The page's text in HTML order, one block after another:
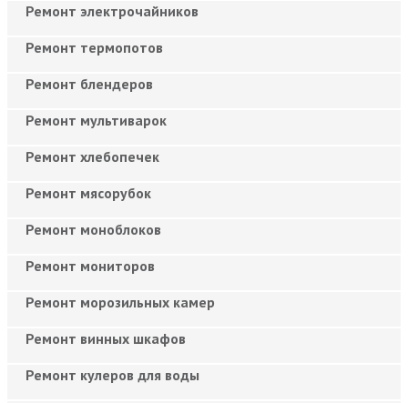
Ремонт электрочайников
Ремонт термопотов
Ремонт блендеров
Ремонт мультиварок
Ремонт хлебопечек
Ремонт мясорубок
Ремонт моноблоков
Ремонт мониторов
Ремонт морозильных камер
Ремонт винных шкафов
Ремонт кулеров для воды